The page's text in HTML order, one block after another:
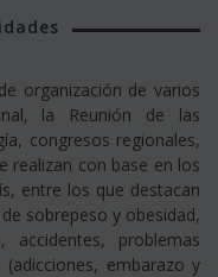
organización de varios
la Reunión de las
congresos regionales,
realizan con base en los
entre los que destacan
sobrepeso y obesidad,
problemas
embarazo y